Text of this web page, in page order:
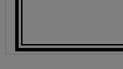
treści, badnie